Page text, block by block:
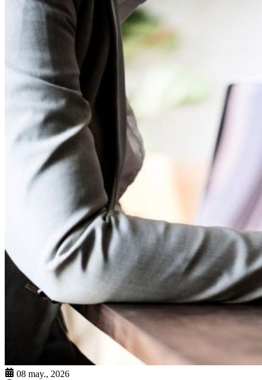
08 may., 2026